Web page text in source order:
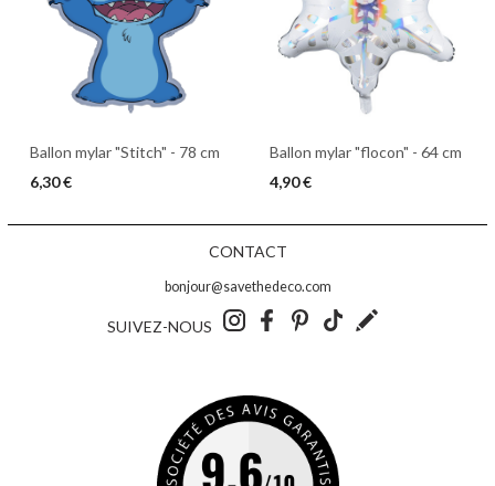
Ballon mylar "Stitch" - 78 cm
6,30 €
Ballon mylar "flocon" - 64 cm
4,90 €
CONTACT
bonjour@savethedeco.com
SUIVEZ-NOUS